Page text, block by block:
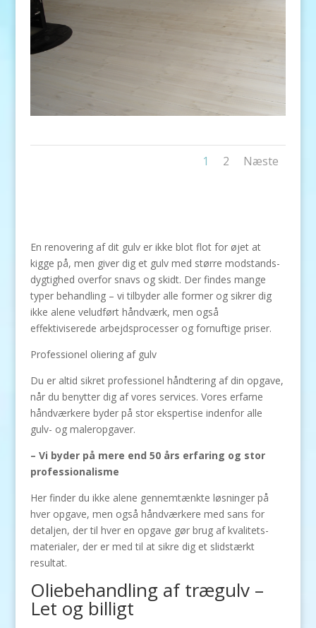
1 2 Næste
En renovering af dit gulv er ikke blot flot for øjet at
kigge på, men giver dig et gulv med større modstands-
dygtighed overfor snavs og skidt. Der findes mange
typer behandling – vi tilbyder alle former og sikrer dig
ikke alene veludført håndværk, men også
effektiviserede arbejdsprocesser og fornuftige priser.
Professionel oliering af gulv
Du er altid sikret professionel håndtering af din opgave,
når du benytter dig af vores services. Vores erfarne
håndværkere byder på stor ekspertise indenfor alle
gulv- og maleropgaver.
– Vi byder på mere end 50 års erfaring og stor
professionalisme
Her finder du ikke alene gennemtænkte løsninger på
hver opgave, men også håndværkere med sans for
detaljen, der til hver en opgave gør brug af kvalitets-
materialer, der er med til at sikre dig et slidstærkt
resultat.
Oliebehandling af trægulv –
Let og billigt